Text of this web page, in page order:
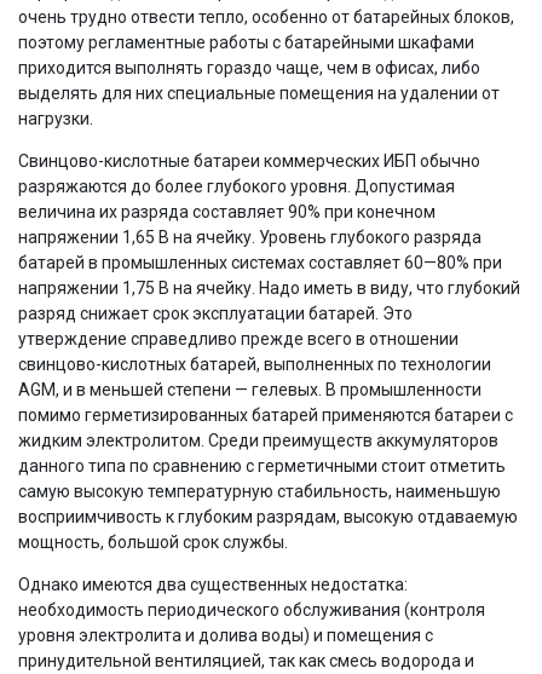
очень трудно отвести тепло, особенно от батарейных блоков,
поэтому регламентные работы с батарейными шкафами
приходится выполнять гораздо чаще, чем в офисах, либо
выделять для них специальные помещения на удалении от
нагрузки.
Свинцово-кислотные батареи коммерческих ИБП обычно
разряжаются до более глубокого уровня. Допустимая
величина их разряда составляет 90% при конечном
напряжении 1,65 В на ячейку. Уровень глубокого разряда
батарей в промышленных системах составляет 60—80% при
напряжении 1,75 В на ячейку. Надо иметь в виду, что глубокий
разряд снижает срок эксплуатации батарей. Это
утверждение справедливо прежде всего в отношении
свинцово-кислотных батарей, выполненных по технологии
AGM, и в меньшей степени — гелевых. В промышленности
помимо герметизированных батарей применяются батареи с
жидким электролитом. Среди преимуществ аккумуляторов
данного типа по сравнению с герметичными стоит отметить
самую высокую температурную стабильность, наименьшую
восприимчивость к глубоким разрядам, высокую отдаваемую
мощность, большой срок службы.
Однако имеются два существенных недостатка:
необходимость периодического обслуживания (контроля
уровня электролита и долива воды) и помещения с
принудительной вентиляцией, так как смесь водорода и